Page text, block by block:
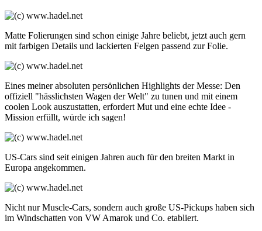
Matte Folierungen sind schon einige Jahre beliebt, jetzt auch gern
mit farbigen Details und lackierten Felgen passend zur Folie.
Eines meiner absoluten persönlichen Highlights der Messe: Den
offiziell "hässlichsten Wagen der Welt" zu tunen und mit einem
coolen Look auszustatten, erfordert Mut und eine echte Idee -
Mission erfüllt, würde ich sagen!
US-Cars sind seit einigen Jahren auch für den breiten Markt in
Europa angekommen.
Nicht nur Muscle-Cars, sondern auch große US-Pickups haben sich
im Windschatten von VW Amarok und Co. etabliert.